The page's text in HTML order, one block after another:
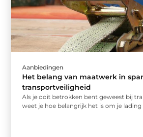
Aanbiedingen
Het belang van maatwerk in
transportveiligheid
Als je ooit betrokken bent geweest bij
weet je hoe belangrijk het is om je lading